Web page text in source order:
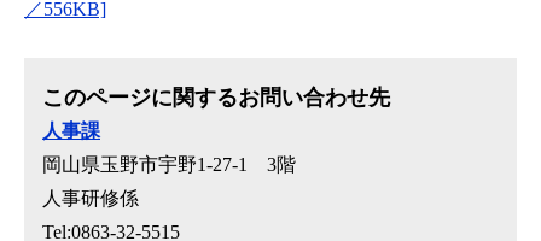
／556KB]
このページに関するお問い合わせ先
人事課
岡山県玉野市宇野1-27-1 3階
人事研修係
Tel:0863-32-5515